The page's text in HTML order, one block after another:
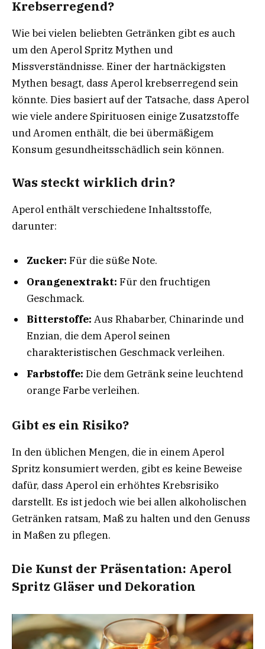
Krebserregend?
Wie bei vielen beliebten Getränken gibt es auch
um den Aperol Spritz Mythen und
Missverständnisse. Einer der hartnäckigsten
Mythen besagt, dass Aperol krebserregend sein
könnte. Dies basiert auf der Tatsache, dass Aperol
wie viele andere Spirituosen einige Zusatzstoffe
und Aromen enthält, die bei übermäßigem
Konsum gesundheitsschädlich sein können.
Was steckt wirklich drin?
Aperol enthält verschiedene Inhaltsstoffe,
darunter:
Zucker: Für die süße Note.
Orangenextrakt: Für den fruchtigen
Geschmack.
Bitterstoffe: Aus Rhabarber, Chinarinde und
Enzian, die dem Aperol seinen
charakteristischen Geschmack verleihen.
Farbstoffe: Die dem Getränk seine leuchtend
orange Farbe verleihen.
Gibt es ein Risiko?
In den üblichen Mengen, die in einem Aperol
Spritz konsumiert werden, gibt es keine Beweise
dafür, dass Aperol ein erhöhtes Krebsrisiko
darstellt. Es ist jedoch wie bei allen alkoholischen
Getränken ratsam, Maß zu halten und den Genuss
in Maßen zu pflegen.
Die Kunst der Präsentation: Aperol
Spritz Gläser und Dekoration